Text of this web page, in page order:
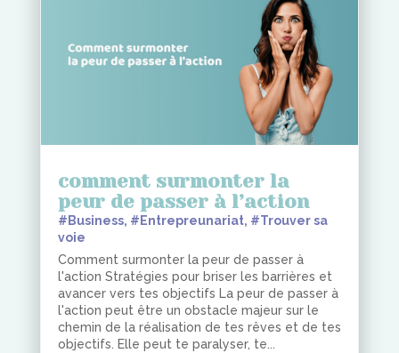
comment surmonter la
peur de passer à l’action
#Business, #Entrepreunariat, #Trouver sa
voie
Comment surmonter la peur de passer à
l'action Stratégies pour briser les barrières et
avancer vers tes objectifs La peur de passer à
l'action peut être un obstacle majeur sur le
chemin de la réalisation de tes rêves et de tes
objectifs. Elle peut te paralyser, te...